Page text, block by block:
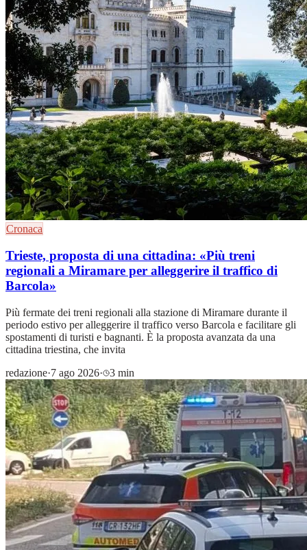
Cronaca
Trieste, proposta di una cittadina: «Più treni
regionali a Miramare per alleggerire il traffico di
Barcola»
Più fermate dei treni regionali alla stazione di Miramare durante il
periodo estivo per alleggerire il traffico verso Barcola e facilitare gli
spostamenti di turisti e bagnanti. È la proposta avanzata da una
cittadina triestina, che invita
redazione·7 ago 2026· 3 min